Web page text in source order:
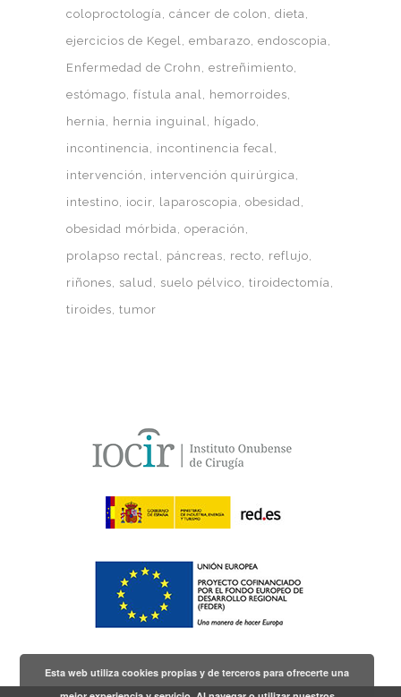
coloproctología
cáncer de colon
dieta
ejercicios de Kegel
embarazo endoscopia
Enfermedad de Crohn
estreñimiento
estómago fístula anal
hemorroides
hernia
hernia inguinal
hígado
incontinencia
incontinencia fecal
intervención
intervención quirúrgica
intestino
iocir laparoscopia
obesidad
obesidad mórbida
operación
prolapso rectal
páncreas recto
reflujo
riñones
salud suelo pélvico tiroidectomía
tiroides tumor
Esta web utiliza cookies propias y de terceros para ofrecerte una